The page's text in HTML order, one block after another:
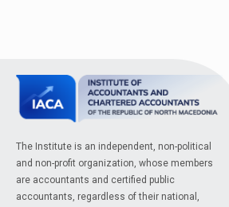
The Institute is an independent, non-political
and non-profit organization, whose members
are accountants and certified public
accountants, regardless of their national,